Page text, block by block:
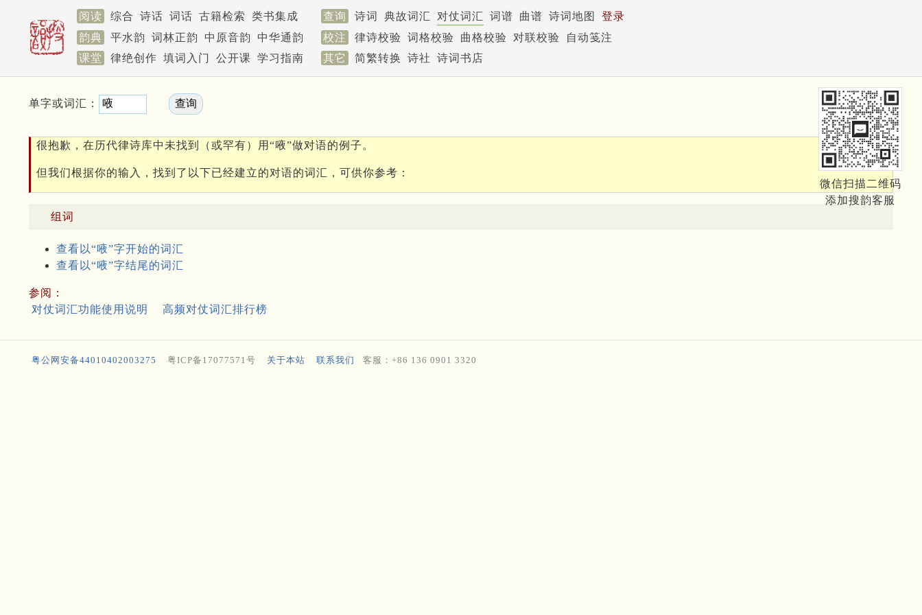
阅读 综合 诗话 词话 古籍检索 类书集成 查询 诗词 典故词汇 对仗词汇 词谱 曲谱 诗词地图
登录
韵典
平水韵 词林正韵 中原音韵 中华通韵 校注 律诗校验 词格校验 曲格校验 对联校验
自动笺注
课堂
律绝创作 填词入门 公开课 学习指南 其它 简繁转换 诗社 诗词书店
微信扫描二维码
添加搜韵客服
单字或词汇：
很抱歉，在历代律诗库中未找到（或罕有）用“㖡”做对语的例子。
但我们根据你的输入，找到了以下已经建立的对语的词汇，可供你参考：
组词
查看以“㖡”字开始的词汇
查看以“㖡”字结尾的词汇
参阅：
对仗词汇功能使用说明
高频对仗词汇排行榜
粤公网安备44010402003275 粤ICP备17077571号 关于本站 联系我们 客服：+86 136 0901 3320